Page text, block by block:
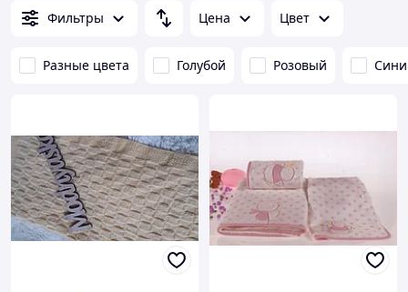
Фильтры Цена Цвет
Разные цвета Голубой Розовый